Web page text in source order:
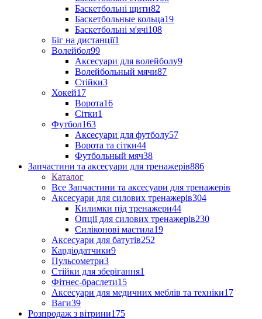
Баскетбольні щити82
Баскетбольные кольца19
Баскетбольні м'ячі108
Біг на дистанції1
Волейбол99
Аксесуари для волейболу9
Волейбольный мячи87
Стійки3
Хокей17
Ворота16
Сітки1
Футбол163
Аксесуари для футболу57
Ворота та сітки44
Футбольный мяч38
Запчастини та аксесуари для тренажерів886
Каталог
Все Запчастини та аксесуари для тренажерів
Аксесуари для силових тренажерів304
Килимки під тренажери44
Опції для силових тренажерів230
Силіконові мастила19
Аксесуари для батутів252
Кардіодатчики9
Пульсометри3
Стійки для зберігання1
Фітнес-браслети15
Аксесуари для медичних меблів та техніки17
Ваги39
Розпродаж з вітрини175